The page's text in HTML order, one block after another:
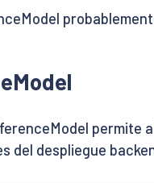
permite
del despliegue